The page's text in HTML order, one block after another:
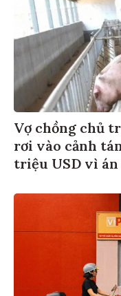
Vợ chồng chủ
rơi vào cảnh
triệu USD vì án